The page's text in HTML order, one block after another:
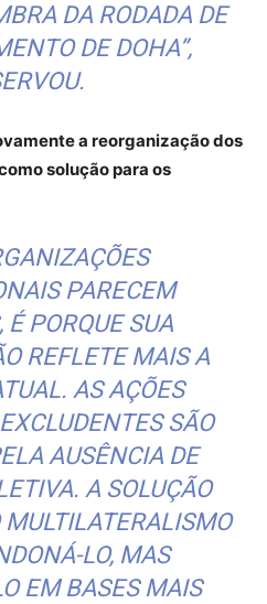
DA RODADA DE
DE DOHA”,
a reorganização dos
solução para os
PARECEM
É PORQUE SUA
REFLETE MAIS A
AS AÇÕES
SÃO
AUSÊNCIA DE
A SOLUÇÃO
MULTILATERALISMO
LO, MAS
EM BASES MAIS